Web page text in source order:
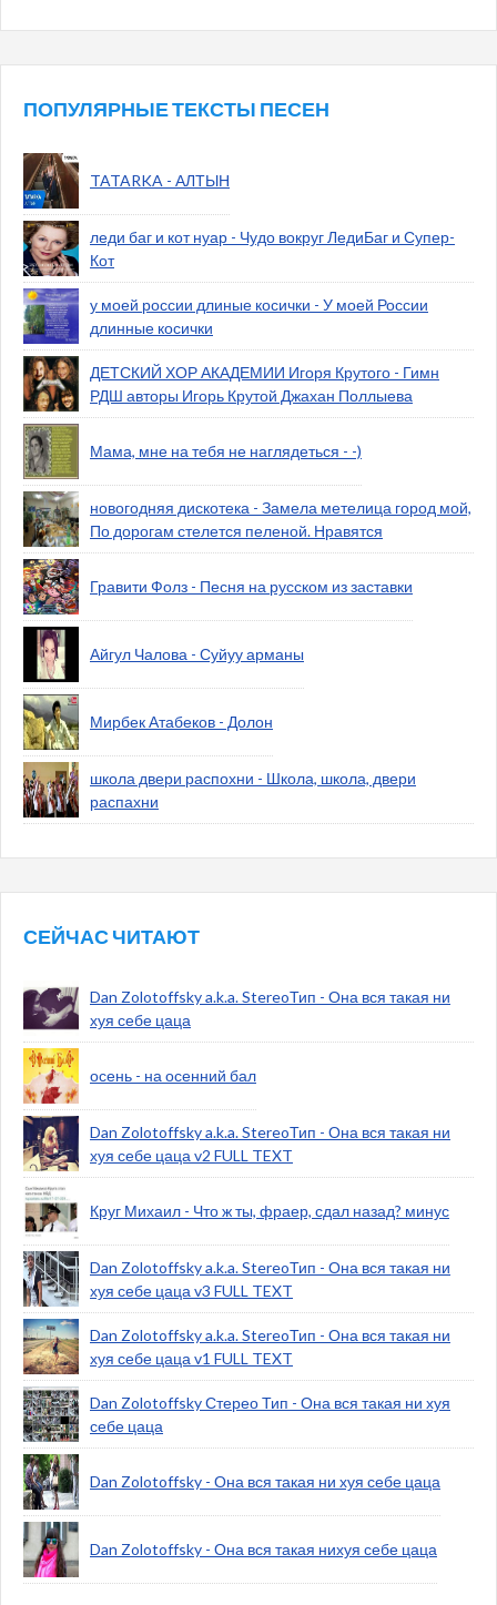
ПОПУЛЯРНЫЕ ТЕКСТЫ ПЕСЕН
TATARKA - АЛТЫН
леди баг и кот нуар - Чудо вокруг ЛедиБаг и Супер-
Кот
у моей россии длиные косички - У моей России
длинные косички
ДЕТСКИЙ ХОР АКАДЕМИИ Игоря Крутого - Гимн
РДШ авторы Игорь Крутой Джахан Поллыева
Мама, мне на тебя не наглядеться - -)
новогодняя дискотека - Замела метелица город мой,
По дорогам стелется пеленой. Нравятся
Гравити Фолз - Песня на русском из заставки
Айгул Чалова - Суйуу арманы
Мирбек Атабеков - Долон
школа двери распохни - Школа, школа, двери
распахни
СЕЙЧАС ЧИТАЮТ
Dan Zolotoffsky a.k.a. StereoТип - Она вся такая ни
хуя себе цаца
осень - на осенний бал
Dan Zolotoffsky a.k.a. StereoТип - Она вся такая ни
хуя себе цаца v2 FULL TEXT
Круг Михаил - Что ж ты, фраер, сдал назад? минус
Dan Zolotoffsky a.k.a. StereoТип - Она вся такая ни
хуя себе цаца v3 FULL TEXT
Dan Zolotoffsky a.k.a. StereoТип - Она вся такая ни
хуя себе цаца v1 FULL TEXT
Dan Zolotoffsky Стерео Тип - Она вся такая ни хуя
себе цаца
Dan Zolotoffsky - Она вся такая ни хуя себе цаца
Dan Zolotoffsky - Она вся такая нихуя себе цаца